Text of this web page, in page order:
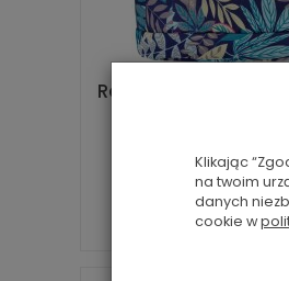
Rovicky školní
Zobrazit
Klikając
na twoim
danych
cookie w